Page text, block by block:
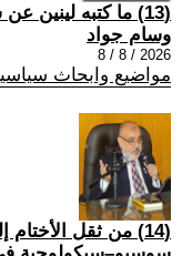
(13) ما كتبه لينين عن سلوك الإنتهازيين
وسام جواد
2026 / 8 / 8
مواضيع وابحاث
(14) من ثقل